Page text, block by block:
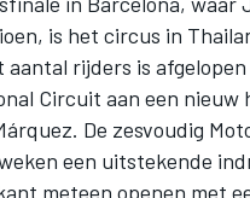
is het circus in
rijders is
Circuit aan een
. De zesvoudig
een uitstekende
meteen openen met